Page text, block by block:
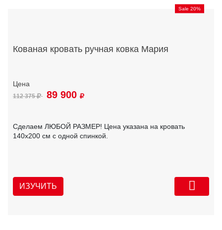
Sale 20%
Кованая кровать ручная ковка Мария
112 375 89 900
Сделаем ЛЮБОЙ РАЗМЕР! Цена указана на кровать
140х200 см с одной спинкой.
ИЗУЧИТЬ